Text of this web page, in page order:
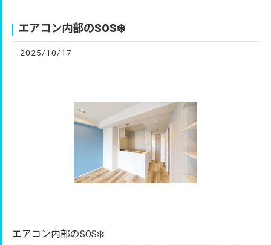
エアコン内部のSOS❄️
2025/10/17
エアコン内部のSOS❄️